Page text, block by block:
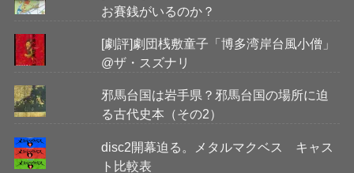
お賽銭がいるのか？
[劇評]劇団桟敷童子「博多湾岸台風小僧」
@ザ・スズナリ
邪馬台国は岩手県？邪馬台国の場所に迫
る古代史本（その2）
disc2開幕迫る。メタルマクベス キャス
ト比較表